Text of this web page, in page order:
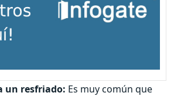
un resfriado: Es muy común que